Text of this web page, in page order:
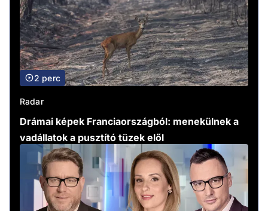
2 perc
Radar
Drámai képek Franciaországból: menekülnek a
vadállatok a pusztító tüzek elől